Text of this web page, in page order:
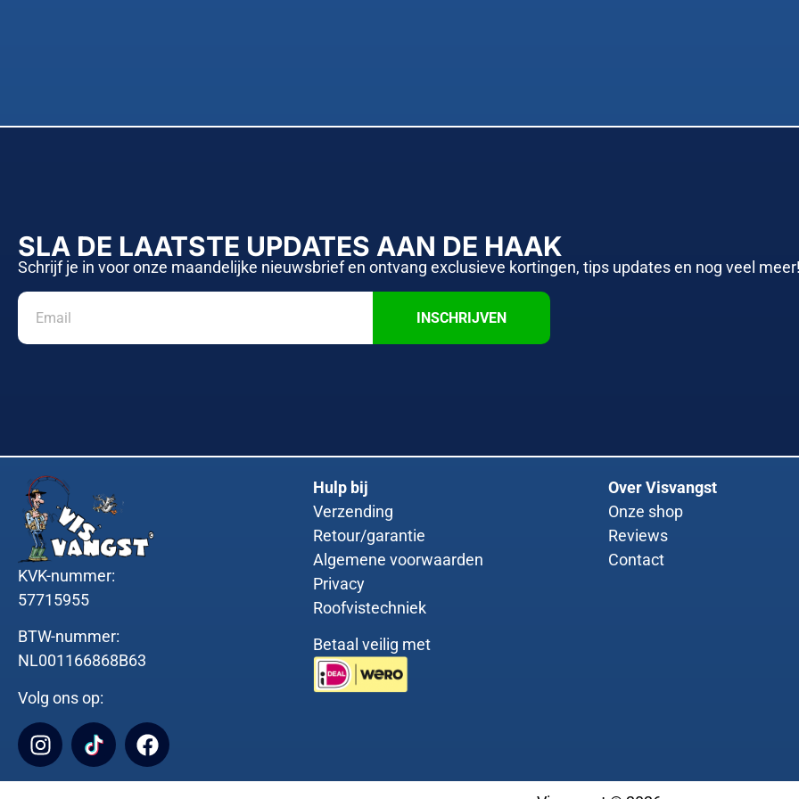
SLA DE LAATSTE UPDATES AAN DE HAAK
Schrijf je in voor onze maandelijke nieuwsbrief en ontvang exclusieve kortingen, tips updates en nog veel
INSCHRIJVEN
KVK-nummer:
57715955
BTW-nummer:
NL001166868B63
Volg ons op:
Hulp bij
Verzending
Retour/garantie
Algemene voorwaarden
Privacy
Roofvistechniek
Betaal veilig met
Over Visvangst
Onze shop
Reviews
Contact